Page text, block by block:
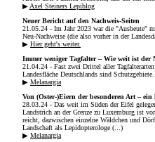
▶ Axel Steiners Lepiblog
Neuer Bericht auf den Nachweis-Seiten
21.05.24 - Im Jahr 2023 war die "Ausbeute"
Neu-Nachweise (die also vorher in der
▶ Hier geht's weiter.
Immer weniger Tagfalter – Wie weit ist der
21.04.24 - Fast zwei Drittel aller
Landesfläche Deutschlands sind
▶ Melanargia
Von (Oster-)Eiern der besonderen Art –
28.03.24 - Das weit im Süden der Eifel
Landstrich an der Grenze zu Luxemburg ist
reicht, dazwischen einzelne Wäldchen und
Landschaft als Lepidopterologe (...)
▶ Melanargia